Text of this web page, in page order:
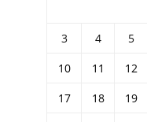
3
4 5
10
11 12
17
18 19